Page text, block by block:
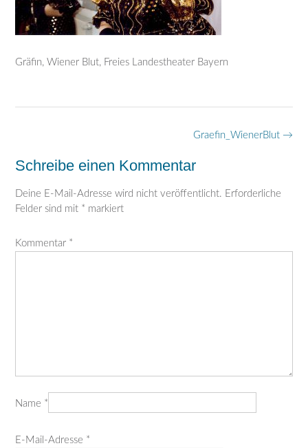
Gräfin, Wiener Blut, Freies Landestheater Bayern
Graefin_WienerBlut →
Schreibe einen Kommentar
Deine E-Mail-Adresse wird nicht veröffentlicht. Erforderliche
Felder sind mit * markiert
Kommentar *
Name *
E-Mail-Adresse *